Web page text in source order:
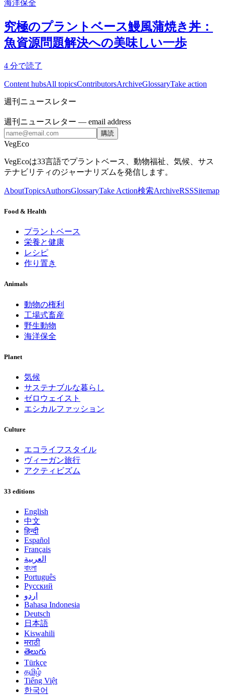
海洋保全
究極のプラントベース鰻風蒲焼き丼：
魚資源問題解決への美味しい一歩
4 分で読了
Content hubsAll topicsContributorsArchiveGlossaryTake action
週刊ニュースレター
週刊ニュースレター — email address
購読
VegEco
VegEcoは33言語でプラントベース、動物福祉、気候、サス
テナビリティのジャーナリズムを発信します。
AboutTopicsAuthorsGlossaryTake Action検索ArchiveRSSSitemap
Food & Health
プラントベース
栄養と健康
レシピ
作り置き
Animals
動物の権利
工場式畜産
野生動物
海洋保全
Planet
気候
サステナブルな暮らし
ゼロウェイスト
エシカルファッション
Culture
エコライフスタイル
ヴィーガン旅行
アクティビズム
33 editions
English
中文
हिन्दी
Español
Français
العربية
বাংলা
Português
Русский
اردو
Bahasa Indonesia
Deutsch
日本語
Kiswahili
मराठी
తెలుగు
Türkçe
தமிழ்
Tiếng Việt
한국어